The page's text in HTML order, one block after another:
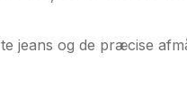
jeans og de præcise